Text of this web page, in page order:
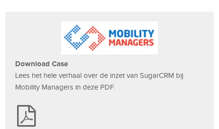
Download Case
Lees het hele verhaal over de inzet van SugarCRM bij
Mobility Managers in deze PDF.